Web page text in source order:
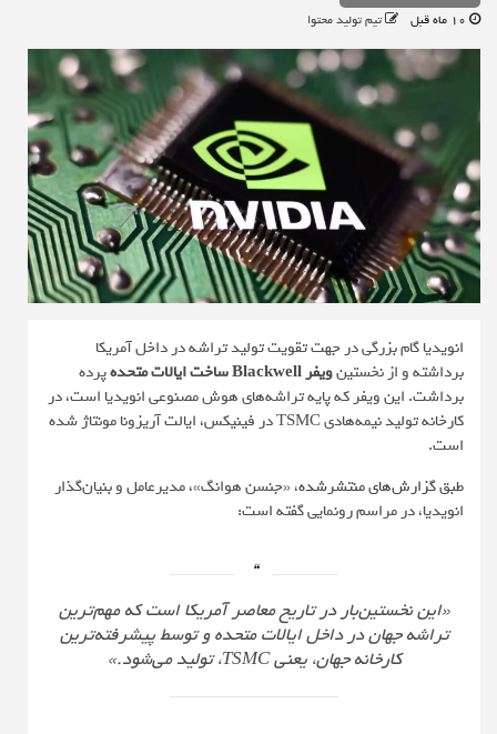
تیم تولید محتوا
انویدیا گام بزرگی در جهت تقویت تولید تراشه در داخل آمریکا
برداشته و از نخستینویفر Blackwell ساخت ایالات متحدهپرده
برداشت. این ویفر که پایه تراشه‌های هوش مصنوعی انویدیا است، در
کارخانه‌ تولید نیمه‌هادی TSMC در فینیکس، ایالت آریزونا مونتاژ شده
است.
طبقگزارش‌های منتشرشده، «جنسن هوانگ»، مدیرعامل و بنیان‌گذار
انویدیا، در مراسم رونمایی گفته است:
«این نخستین‌بار در تاریخ معاصر آمریکا است که مهم‌ترین
تراشه‌ جهان در داخل ایالات متحده و توسط پیشرفته‌ترین
کارخانه‌ جهان، یعنی TSMC، تولید می‌شود.»